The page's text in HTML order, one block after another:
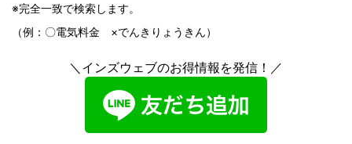
※完全一致で検索します。
（例：〇電気料金 ×でんきりょうきん）
＼インズウェブのお得情報を発信！／